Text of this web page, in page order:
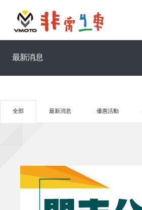
最新消息
全部 最新消息 優惠活動